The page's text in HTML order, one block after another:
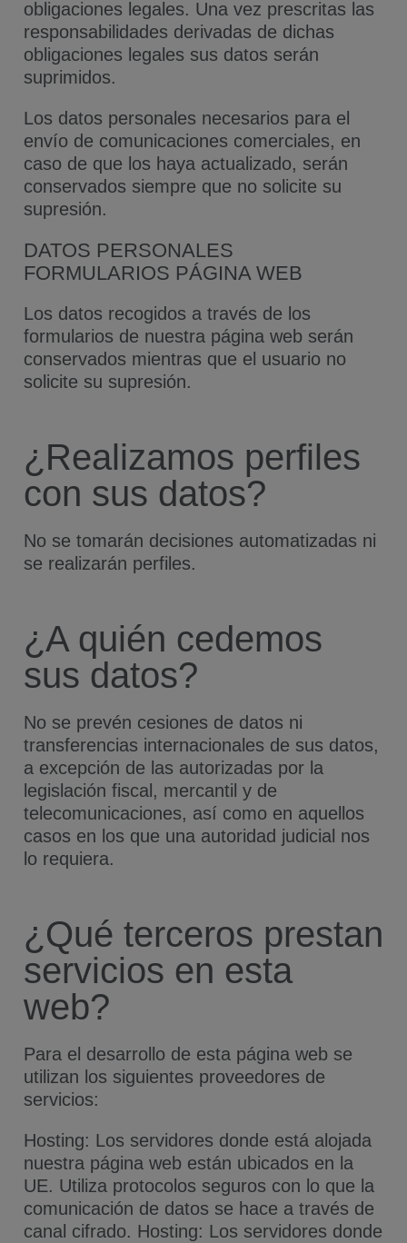
obligaciones legales. Una vez prescritas las
responsabilidades derivadas de dichas
obligaciones legales sus datos serán
suprimidos.
Los datos personales necesarios para el
envío de comunicaciones comerciales, en
caso de que los haya actualizado, serán
conservados siempre que no solicite su
supresión.
DATOS PERSONALES
FORMULARIOS PÁGINA WEB
Los datos recogidos a través de los
formularios de nuestra página web serán
conservados mientras que el usuario no
solicite su supresión.
¿Realizamos perfiles
con sus datos?
No se tomarán decisiones automatizadas ni
se realizarán perfiles.
¿A quién cedemos
sus datos?
No se prevén cesiones de datos ni
transferencias internacionales de sus datos,
a excepción de las autorizadas por la
legislación fiscal, mercantil y de
telecomunicaciones, así como en aquellos
casos en los que una autoridad judicial nos
lo requiera.
¿Qué terceros prestan
servicios en esta
web?
Para el desarrollo de esta página web se
utilizan los siguientes proveedores de
servicios:
Hosting: Los servidores donde está alojada
nuestra página web están ubicados en la
UE. Utiliza protocolos seguros con lo que la
comunicación de datos se hace a través de
canal cifrado. Hosting: Los servidores donde